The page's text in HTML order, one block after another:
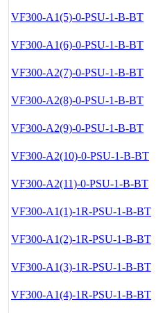
VF300-A1(5)-0-PSU-1-B-BT
VF300-A1(6)-0-PSU-1-B-BT
VF300-A2(7)-0-PSU-1-B-BT
VF300-A2(8)-0-PSU-1-B-BT
VF300-A2(9)-0-PSU-1-B-BT
VF300-A2(10)-0-PSU-1-B-BT
VF300-A2(11)-0-PSU-1-B-BT
VF300-A1(1)-1R-PSU-1-B-BT
VF300-A1(2)-1R-PSU-1-B-BT
VF300-A1(3)-1R-PSU-1-B-BT
VF300-A1(4)-1R-PSU-1-B-BT